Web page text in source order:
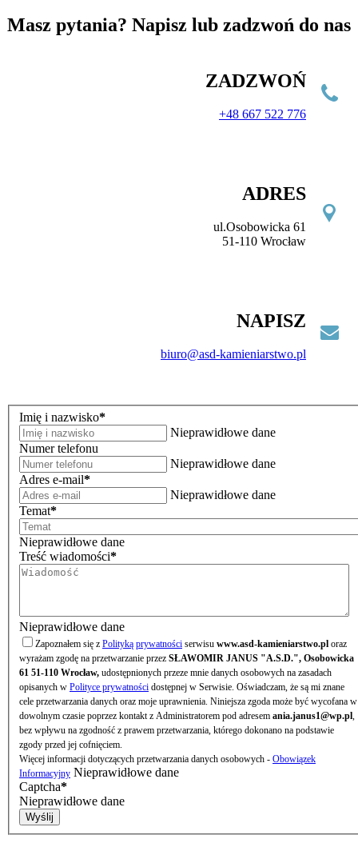
Masz pytania? Napisz lub zadzwoń do nas
ZADZWOŃ
+48 667 522 776
ADRES
ul.Osobowicka 61
51-110 Wrocław
NAPISZ
biuro@asd-kamieniarstwo.pl
Imię i nazwisko*
Nieprawidłowe dane
Numer telefonu
Nieprawidłowe dane
Adres e-mail*
Nieprawidłowe dane
Temat*
Nieprawidłowe dane
Treść wiadomości*
Nieprawidłowe dane
Zapoznałem się z Polityką prywatności serwisu www.asd-kamieniarstwo.pl oraz
wyrażam zgodę na przetwarzanie przez SŁAWOMIR JANUS "A.S.D.", Osobowicka
61 51-110 Wrocław, udostępnionych przeze mnie danych osobowych na zasadach
opisanych w Polityce prywatności dostępnej w Serwisie. Oświadczam, że są mi znane
cele przetwarzania danych oraz moje uprawnienia. Niniejsza zgoda może być wycofana w
dowolnym czasie poprzez kontakt z Administratorem pod adresem ania.janus1@wp.pl,
bez wpływu na zgodność z prawem przetwarzania, którego dokonano na podstawie
zgody przed jej cofnięciem.
Więcej informacji dotyczących przetwarzania danych osobowych - Obowiązek
Informacyjny Nieprawidłowe dane
Captcha*
Nieprawidłowe dane